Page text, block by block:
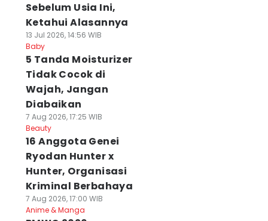
Sebelum Usia Ini,
Ketahui Alasannya
13 Jul 2026, 14:56 WIB
Baby
5 Tanda Moisturizer
Tidak Cocok di
Wajah, Jangan
Diabaikan
7 Aug 2026, 17:25 WIB
Beauty
16 Anggota Genei
Ryodan Hunter x
Hunter, Organisasi
Kriminal Berbahaya
7 Aug 2026, 17:00 WIB
Anime & Manga